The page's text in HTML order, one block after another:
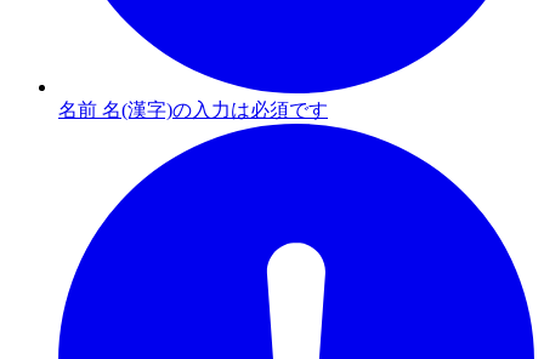
名前 名(漢字)の入力は必須です